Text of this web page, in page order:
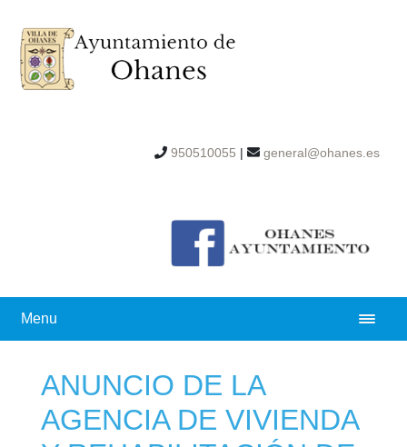
950510055 | general@ohanes.es
Menu
ANUNCIO DE LA
AGENCIA DE VIVIENDA